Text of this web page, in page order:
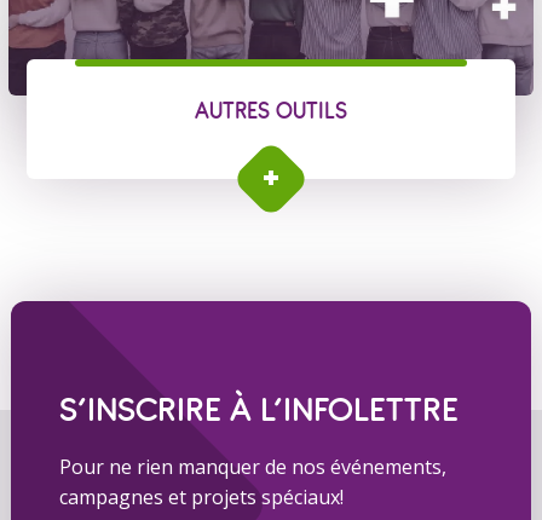
AUTRES OUTILS
S’INSCRIRE À L’INFOLETTRE
Pour ne rien manquer de nos événements,
campagnes et projets spéciaux!